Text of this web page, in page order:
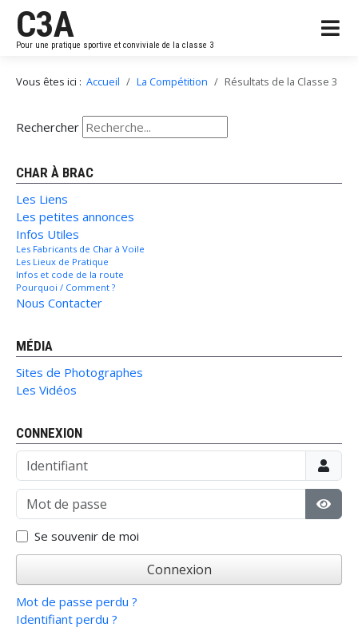
C3A
Pour une pratique sportive et conviviale de la classe 3
Vous êtes ici : Accueil La Compétition Résultats de la Classe 3
Rechercher
CHAR À BRAC
Les Liens
Les petites annonces
Infos Utiles
Les Fabricants de Char à Voile
Les Lieux de Pratique
Infos et code de la route
Pourquoi / Comment ?
Nous Contacter
MÉDIA
Sites de Photographes
Les Vidéos
CONNEXION
Identifiant
Mot de passe
Se souvenir de moi
Connexion
Mot de passe perdu ?
Identifiant perdu ?